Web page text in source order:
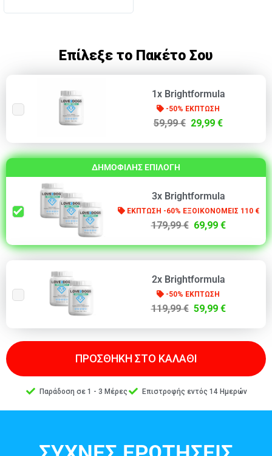
Επίλεξε το Πακέτο Σου
1x Brightformula
-50% ΕΚΠΤΩΣΗ
59,99 € 29,99 €
ΔΗΜΟΦΙΛΗΣ ΕΠΙΛΟΓΗ
3x Brightformula
ΕΚΠΤΩΣΗ -60% ΕΞΟΙΚΟΝΟΜΕΙΣ 110 €
179,99 € 69,99 €
2x Brightformula
-50% ΕΚΠΤΩΣΗ
119,99 € 59,99 €
ΠΡΟΣΘΗΚΗ ΣΤΟ ΚΑΛΑΘΙ
Παράδοση σε 1 - 3 Μέρες Επιστροφής εντός 14 Ημερών